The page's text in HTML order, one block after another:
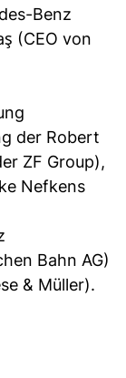
Benz
(CEO von
der Robert
ZF Group),
Nefkens
Bahn AG)
& Müller).